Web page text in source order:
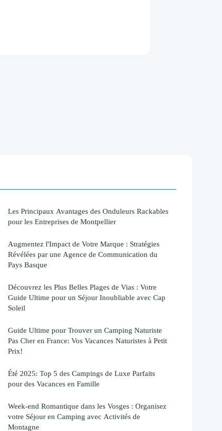
Les Principaux Avantages des Onduleurs Rackables
pour les Entreprises de Montpellier
Augmentez l'Impact de Votre Marque : Stratégies
Révélées par une Agence de Communication du
Pays Basque
Découvrez les Plus Belles Plages de Vias : Votre
Guide Ultime pour un Séjour Inoubliable avec Cap
Soleil
Guide Ultime pour Trouver un Camping Naturiste
Pas Cher en France: Vos Vacances Naturistes à Petit
Prix!
Été 2025: Top 5 des Campings de Luxe Parfaits
pour des Vacances en Famille
Week-end Romantique dans les Vosges : Organisez
votre Séjour en Camping avec Activités de
Montagne